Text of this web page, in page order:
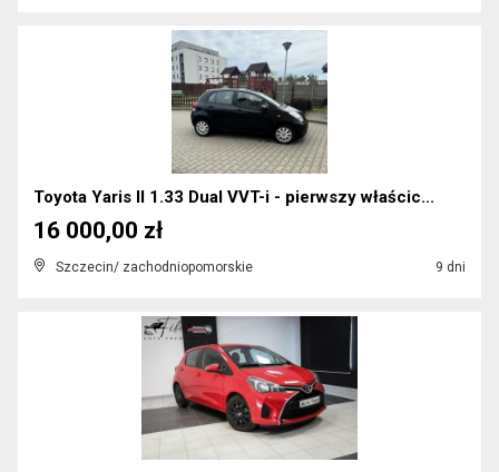
Toyota Yaris II 1.33 Dual VVT-i - pierwszy właścic...
Szczecin/ zachodniopomorskie 9 dni
16 000,00 zł